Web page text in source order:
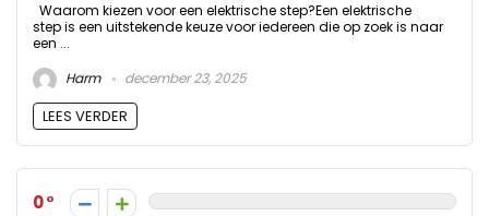
Waarom kiezen voor een elektrische step?Een elektrische
step is een uitstekende keuze voor iedereen die op zoek is naar
een ...
Harm
december 23, 2025
LEES VERDER
0